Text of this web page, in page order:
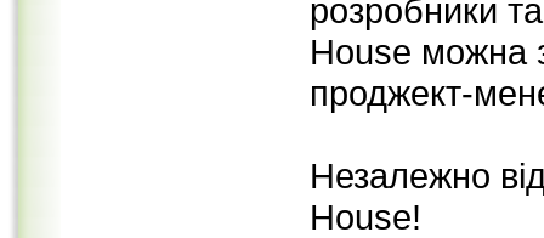
розробники
House можна
проджект-
Незалежно
House!